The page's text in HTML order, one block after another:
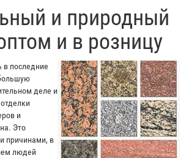
и природный
и в розницу
последние
деле и
и
Это
причинами, в
людей